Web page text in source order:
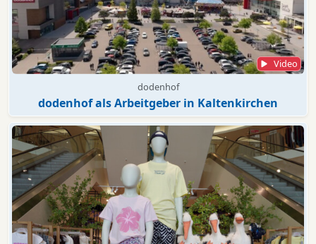
Video
dodenhof
dodenhof als Arbeitgeber in Kaltenkirchen